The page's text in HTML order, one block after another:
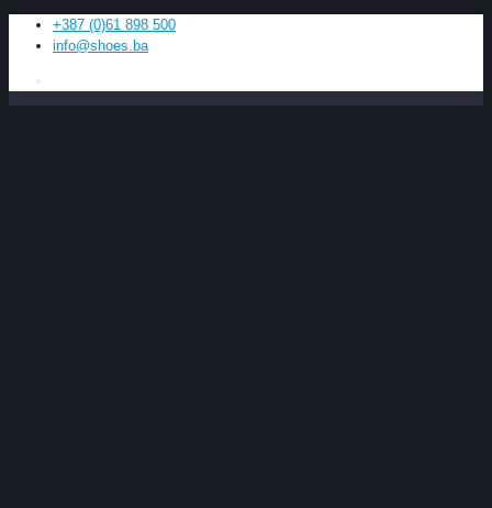
+387 (0)61 898 500
info@shoes.ba